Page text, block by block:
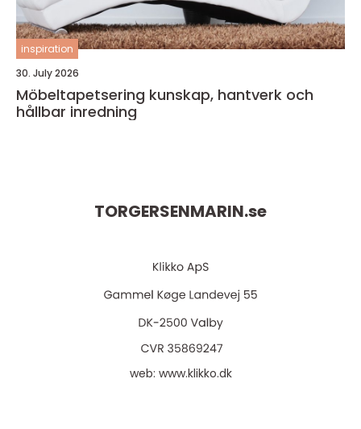
inspiration
30. July 2026
Möbeltapetsering kunskap, hantverk och
hållbar inredning
TORGERSENMARIN.se
web: www.klikko.dk